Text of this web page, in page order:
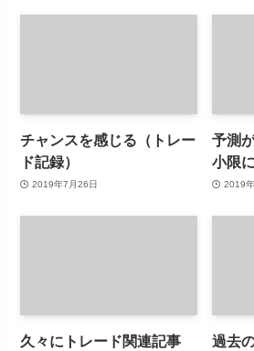
チャンスを感じる（トレー
ド記録）
2019年7月26日
予測
小限
2019
久々にトレード関連記事 過去